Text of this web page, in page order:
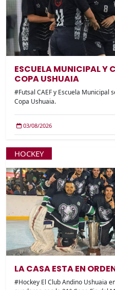
ESCUELA MUNICIPAL Y
COPA USHUAIA
#Futsal CAEF y Escuela Municipal
Copa Ushuaia.
03/08/2026
HOCKEY
LA CASA ESTA EN
#Hockey El Club Andino Ushuaia